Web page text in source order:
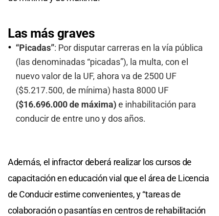
Las más graves
“Picadas”: Por disputar carreras en la vía pública
(las denominadas “picadas”), la multa, con el
nuevo valor de la UF, ahora va de 2500 UF
($5.217.500, de mínima) hasta 8000 UF
($16.696.000 de máxima) e inhabilitación para
conducir de entre uno y dos años.
Además, el infractor deberá realizar los cursos de
capacitación en educación vial que el área de Licencia
de Conducir estime convenientes, y “tareas de
colaboración o pasantías en centros de rehabilitación